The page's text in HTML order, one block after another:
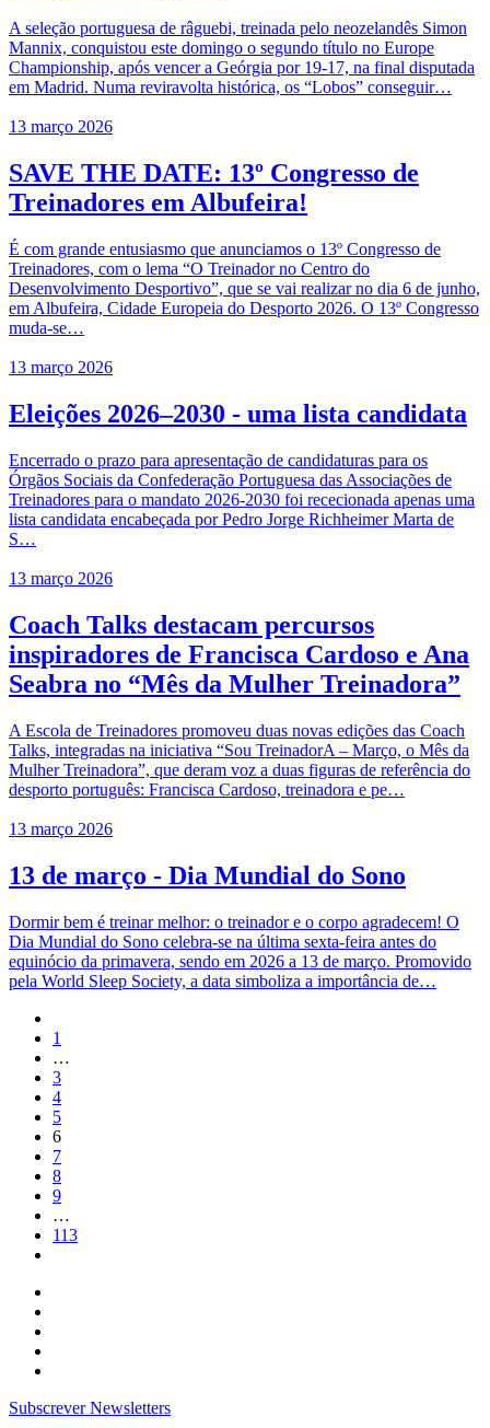
A seleção portuguesa de râguebi, treinada pelo neozelandês Simon
Mannix, conquistou este domingo o segundo título no Europe
Championship, após vencer a Geórgia por 19-17, na final disputada
em Madrid. Numa reviravolta histórica, os “Lobos” conseguir…
13 março 2026
SAVE THE DATE: 13º Congresso de
Treinadores em Albufeira!
É com grande entusiasmo que anunciamos o 13º Congresso de
Treinadores, com o lema “O Treinador no Centro do
Desenvolvimento Desportivo”, que se vai realizar no dia 6 de junho,
em Albufeira, Cidade Europeia do Desporto 2026. O 13º Congresso
muda-se…
13 março 2026
Eleições 2026–2030 - uma lista candidata
Encerrado o prazo para apresentação de candidaturas para os
Órgãos Sociais da Confederação Portuguesa das Associações de
Treinadores para o mandato 2026-2030 foi rececionada apenas uma
lista candidata encabeçada por Pedro Jorge Richheimer Marta de
S…
13 março 2026
Coach Talks destacam percursos
inspiradores de Francisca Cardoso e Ana
Seabra no “Mês da Mulher Treinadora”
A Escola de Treinadores promoveu duas novas edições das Coach
Talks, integradas na iniciativa “Sou TreinadorA – Março, o Mês da
Mulher Treinadora”, que deram voz a duas figuras de referência do
desporto português: Francisca Cardoso, treinadora e pe…
13 março 2026
13 de março - Dia Mundial do Sono
Dormir bem é treinar melhor: o treinador e o corpo agradecem! O
Dia Mundial do Sono celebra-se na última sexta-feira antes do
equinócio da primavera, sendo em 2026 a 13 de março. Promovido
pela World Sleep Society, a data simboliza a importância de…
1
…
3
4
5
6
7
8
9
…
113
Subscrever Newsletters